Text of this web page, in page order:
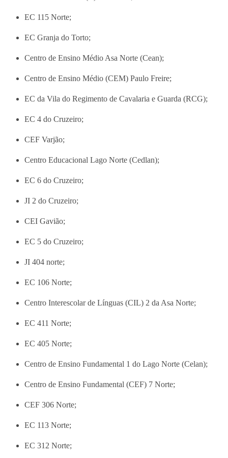
EC 115 Norte;
EC Granja do Torto;
Centro de Ensino Médio Asa Norte (Cean);
Centro de Ensino Médio (CEM) Paulo Freire;
EC da Vila do Regimento de Cavalaria e Guarda (RCG);
EC 4 do Cruzeiro;
CEF Varjão;
Centro Educacional Lago Norte (Cedlan);
EC 6 do Cruzeiro;
JI 2 do Cruzeiro;
CEI Gavião;
EC 5 do Cruzeiro;
JI 404 norte;
EC 106 Norte;
Centro Interescolar de Línguas (CIL) 2 da Asa Norte;
EC 411 Norte;
EC 405 Norte;
Centro de Ensino Fundamental 1 do Lago Norte (Celan);
Centro de Ensino Fundamental (CEF) 7 Norte;
CEF 306 Norte;
EC 113 Norte;
EC 312 Norte;